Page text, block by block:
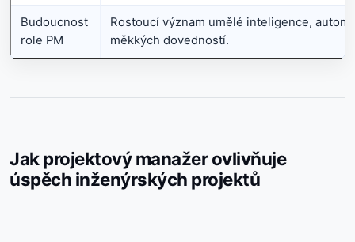
Budoucnost
role PM
Rostoucí význam umělé inteligence,
měkkých dovedností.
Jak projektový manažer ovlivňuje
úspěch inženýrských projektů